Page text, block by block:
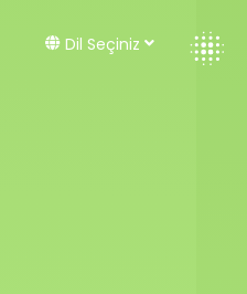
Dil Seçiniz